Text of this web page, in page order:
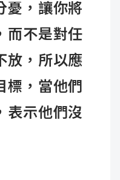
憂，讓你將
而不是對任
放，所以應
標，當他們
表示他們沒